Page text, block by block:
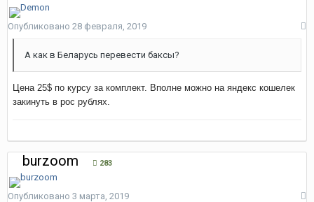
Опубликовано 28 февраля, 2019
А как в Беларусь перевести баксы?
Цена 25$ по курсу за комплект. Вполне можно на яндекс кошелек
закинуть в рос рублях.
burzoom 283
Опубликовано 3 марта, 2019